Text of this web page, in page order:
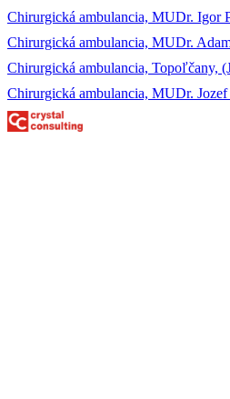
Chirurgická ambulancia, MUDr. Igor
Chirurgická ambulancia, MUDr.
Chirurgická ambulancia, Topoľčany,
Chirurgická ambulancia, MUDr.